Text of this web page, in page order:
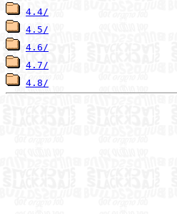
4.4/
4.5/
4.6/
4.7/
4.8/